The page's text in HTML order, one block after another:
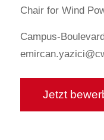
Chair for Wind
Campus-